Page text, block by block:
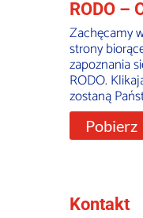
RODO –
Zachęcamy
strony
zapoznania
RODO.
zostaną
Pobierz
Kontakt